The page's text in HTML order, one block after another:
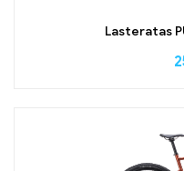
Lasteratas